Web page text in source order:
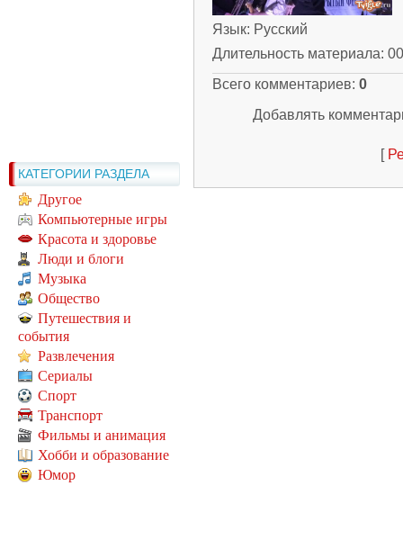
КАТЕГОРИИ РАЗДЕЛА
Другое
Компьютерные игры
Красота и здоровье
Люди и блоги
Музыка
Общество
Путешествия и
события
Развлечения
Сериалы
Спорт
Транспорт
Фильмы и анимация
Хобби и образование
Юмор
Язык: Русский
Длительность материала:
Всего комментариев: 0
Добавлять
[